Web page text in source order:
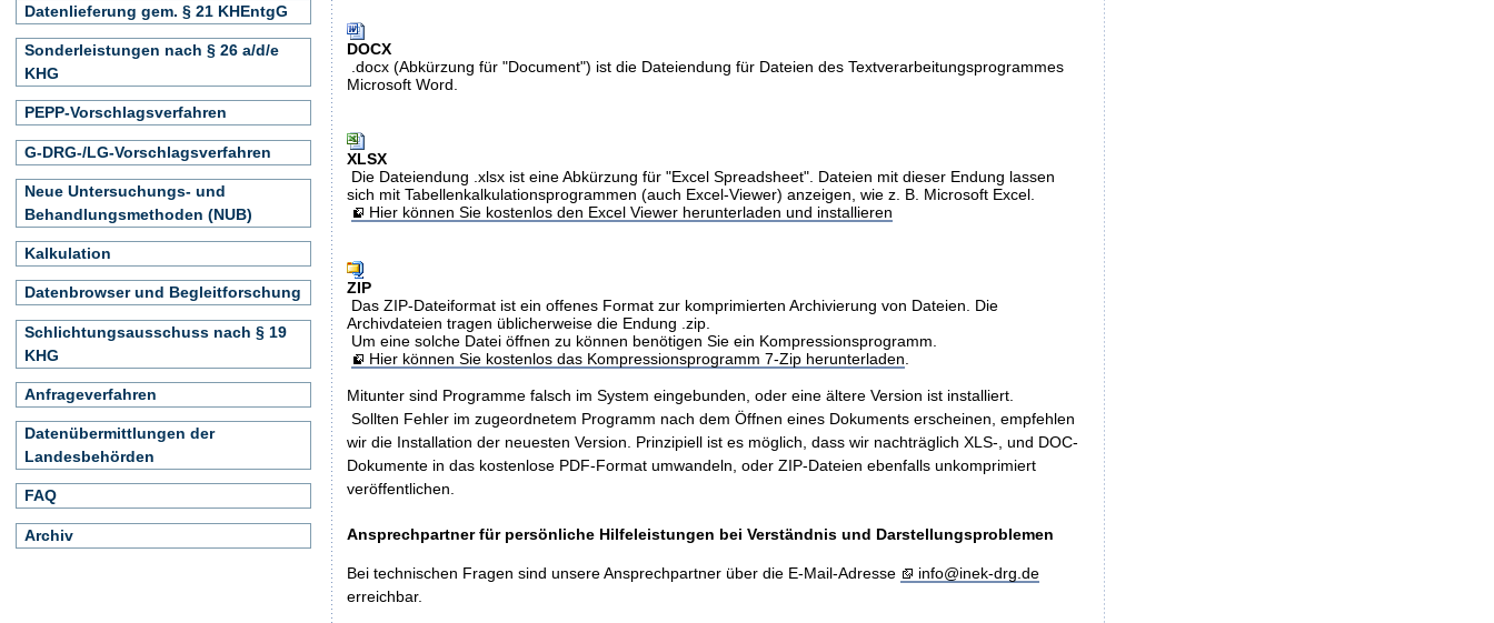
DOCX
.docx (Abkürzung für "Document") ist die Dateiendung für Dateien des Textverarbeitungsprogrammes
Microsoft Word.
XLSX
Die Dateiendung .xlsx ist eine Abkürzung für "Excel Spreadsheet". Dateien mit dieser Endung lassen
sich mit Tabellenkalkulationsprogrammen (auch Excel-Viewer) anzeigen, wie z. B. Microsoft Excel.
Hier können Sie kostenlos den Excel Viewer herunterladen und installieren
ZIP
Das ZIP-Dateiformat ist ein offenes Format zur komprimierten Archivierung von Dateien. Die
Archivdateien tragen üblicherweise die Endung .zip.
Um eine solche Datei öffnen zu können benötigen Sie ein Kompressionsprogramm.
Hier können Sie kostenlos das Kompressionsprogramm 7-Zip herunterladen
Mitunter sind Programme falsch im System eingebunden, oder eine ältere Version ist installiert.
Sollten Fehler im zugeordnetem Programm nach dem Öffnen eines Dokuments erscheinen, empfehlen
wir die Installation der neuesten Version. Prinzipiell ist es möglich, dass wir nachträglich XLS-, und DOC-
Dokumente in das kostenlose PDF-Format umwandeln, oder ZIP-Dateien ebenfalls unkomprimiert
veröffentlichen.
Ansprechpartner für persönliche Hilfeleistungen bei Verständnis und Darstellungsproblemen
Bei technischen Fragen sind unsere Ansprechpartner über die E-Mail-Adresse
info@inek-drg.de
erreichbar.
Datenlieferung gem. § 21 KHEntgG
Sonderleistungen nach § 26 a/d/e
KHG
PEPP-Vorschlagsverfahren
G-DRG-/LG-Vorschlagsverfahren
Neue Untersuchungs- und
Behandlungsmethoden (NUB)
Kalkulation
Datenbrowser und Begleitforschung
Schlichtungsausschuss nach § 19
KHG
Anfrageverfahren
Datenübermittlungen der
Landesbehörden
FAQ
Archiv